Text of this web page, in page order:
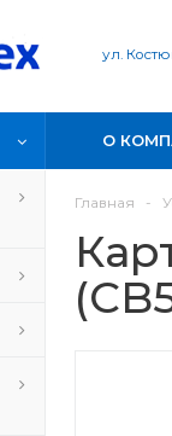
ул.
О
Главная -